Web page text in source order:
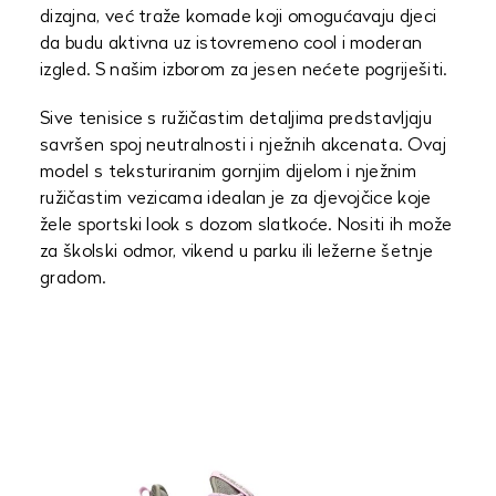
dizajna, već traže komade koji omogućavaju djeci
da budu aktivna uz istovremeno cool i moderan
izgled. S našim izborom za jesen nećete pogriješiti.
Sive tenisice s ružičastim detaljima predstavljaju
savršen spoj neutralnosti i nježnih akcenata. Ovaj
model s teksturiranim gornjim dijelom i nježnim
ružičastim vezicama idealan je za djevojčice koje
žele sportski look s dozom slatkoće. Nositi ih može
za školski odmor, vikend u parku ili ležerne šetnje
gradom.